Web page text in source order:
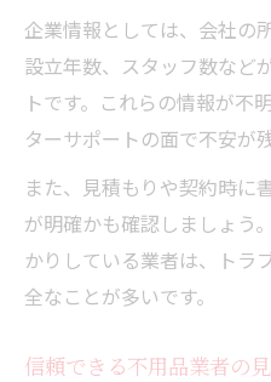
企業情報としては、会社の
設立年数、スタッフ数など
トです。これらの情報が不
ターサポートの面で不安が
また、見積もりや契約時に
が明確かも確認しましょう
かりしている業者は、トラ
全なことが多いです。
信頼できる不用品業者の